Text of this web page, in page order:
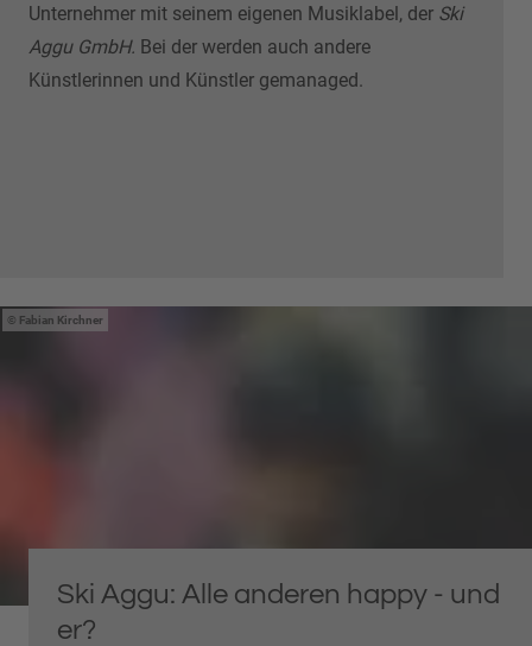
Unternehmer mit seinem eigenen Musiklabel, der Ski
Aggu GmbH. Bei der werden auch andere
Künstlerinnen und Künstler gemanaged.
Fabian Kirchner
Ski Aggu: Alle anderen happy - und
er?